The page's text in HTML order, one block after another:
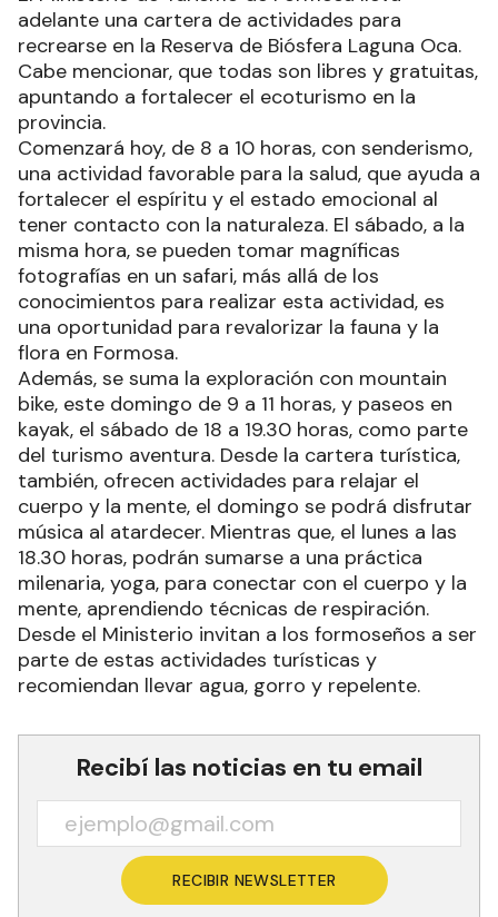
adelante una cartera de actividades para
recrearse en la Reserva de Biósfera Laguna Oca.
Cabe mencionar, que todas son libres y gratuitas,
apuntando a fortalecer el ecoturismo en la
provincia.
Comenzará hoy, de 8 a 10 horas, con senderismo,
una actividad favorable para la salud, que ayuda a
fortalecer el espíritu y el estado emocional al
tener contacto con la naturaleza. El sábado, a la
misma hora, se pueden tomar magníficas
fotografías en un safari, más allá de los
conocimientos para realizar esta actividad, es
una oportunidad para revalorizar la fauna y la
flora en Formosa.
Además, se suma la exploración con mountain
bike, este domingo de 9 a 11 horas, y paseos en
kayak, el sábado de 18 a 19.30 horas, como parte
del turismo aventura. Desde la cartera turística,
también, ofrecen actividades para relajar el
cuerpo y la mente, el domingo se podrá disfrutar
música al atardecer. Mientras que, el lunes a las
18.30 horas, podrán sumarse a una práctica
milenaria, yoga, para conectar con el cuerpo y la
mente, aprendiendo técnicas de respiración.
Desde el Ministerio invitan a los formoseños a ser
parte de estas actividades turísticas y
recomiendan llevar agua, gorro y repelente.
Recibí las noticias en tu email
RECIBIR NEWSLETTER